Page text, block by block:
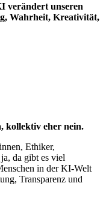
verändert unseren
Wahrheit, Kreativität,
kollektiv eher nein.
Ethiker,
da gibt es viel
in der KI-Welt
Transparenz und